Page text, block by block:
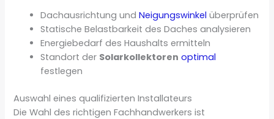
Dachausrichtung undNeigungswinkel überprüfen
Statische Belastbarkeit des Daches analysieren
Energiebedarf des Haushalts ermitteln
Standort der Solarkollektoren optimal
festlegen
Auswahl eines qualifizierten Installateurs
Die Wahl des richtigen Fachhandwerkers ist